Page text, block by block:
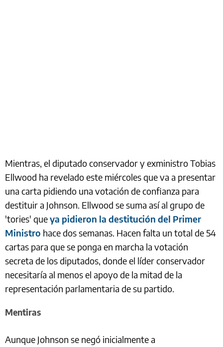
Mientras, el diputado conservador y exministro Tobias
Ellwood ha revelado este miércoles que va a presentar
una carta pidiendo una votación de confianza para
destituir a Johnson. Ellwood se suma así al grupo de
'tories' queya pidieron la destitución del Primer
Ministro hace dos semanas. Hacen falta un total de 54
cartas para que se ponga en marcha la votación
secreta de los diputados, donde el líder conservador
necesitaría al menos el apoyo de la mitad de la
representación parlamentaria de su partido.
Mentiras
Aunque Johnson se negó inicialmente a